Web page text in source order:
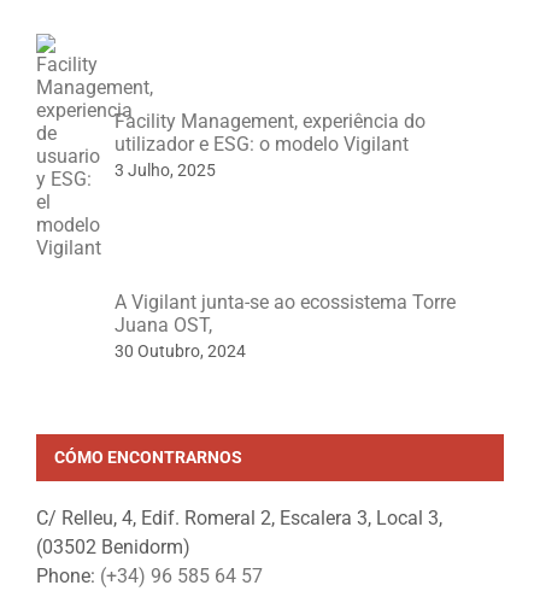
Facility Management, experiência do
utilizador e ESG: o modelo Vigilant
3 Julho, 2025
A Vigilant junta-se ao ecossistema Torre
Juana OST,
30 Outubro, 2024
CÓMO ENCONTRARNOS
C/ Relleu, 4, Edif. Romeral 2, Escalera 3, Local 3,
(03502 Benidorm)
Phone: (+34) 96 585 64 57